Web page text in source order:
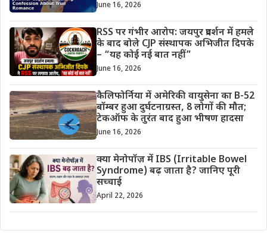
June 16, 2026
RSS पर गंभीर आरोप: जयपुर प्रदर्शन में हमले
के बाद बोले CJP संस्थापक अभिजीत दिपके
– “यह कोई नई बात नहीं”
June 16, 2026
कैलिफोर्निया में अमेरिकी वायुसेना का B-52
बॉम्बर हुआ दुर्घटनाग्रस्त, 8 लोगों की मौत;
टेकऑफ के तुरंत बाद हुआ भीषण हादसा
June 16, 2026
क्या मेनोपॉज़ में IBS (Irritable Bowel
Syndrome) बढ़ जाता है? जानिए पूरी
सच्चाई
April 22, 2026